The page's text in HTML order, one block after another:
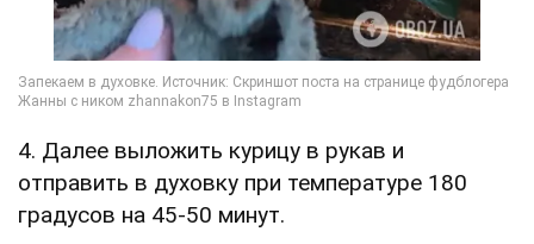
4. Далее выложить курицу в рукав и
отправить в духовку при температуре 180
градусов на 45-50 минут.